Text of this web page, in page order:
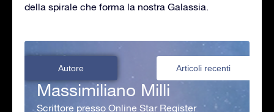
della spirale che forma la nostra Galassia.
Autore Articoli recenti
Massimiliano Milli
Scrittore presso Online Star Register